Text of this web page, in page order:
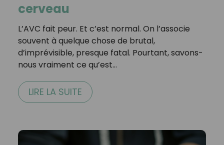
cerveau
L’AVC fait peur. Et c’est normal. On l’associe
souvent à quelque chose de brutal,
d’imprévisible, presque fatal. Pourtant, savons-
nous vraiment ce qu’est…
LIRE LA SUITE